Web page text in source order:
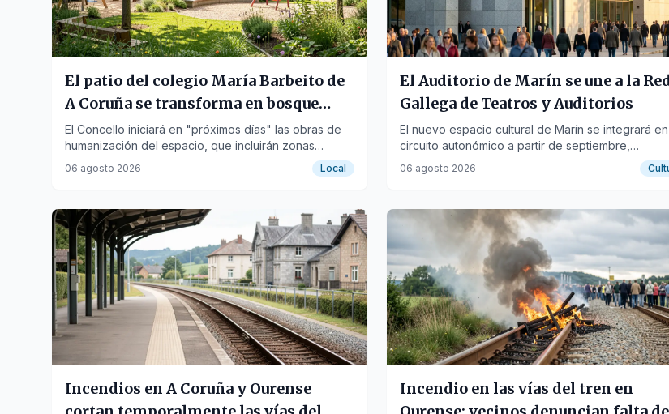
El patio del colegio María Barbeito de
A Coruña se transforma en bosque
natural
El Concello iniciará en "próximos días" las obras de
humanización del espacio, que incluirán zonas
verdes, huerto y áreas de juego, con una inversión
de casi 150.000 euros.
06 agosto 2026 Local
El Auditorio de Marín se une a la
Gallega de Teatros y Auditorios
El nuevo espacio cultural de Marín se integrará
circuito autonómico a partir de septiembre,
ofreciendo una programación escénica estable y
calidad.
06 agosto 2026
Incendios en A Coruña y Ourense
Incendio en las vías del tren en